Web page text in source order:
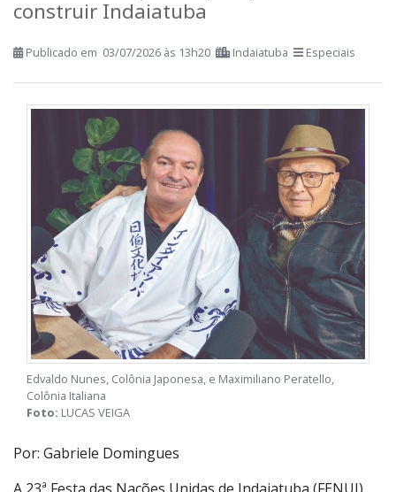
construir Indaiatuba
Edvaldo Nunes, Colônia Japonesa, e Maximiliano Peratello,
Colônia Italiana
Por: Gabriele Domingues